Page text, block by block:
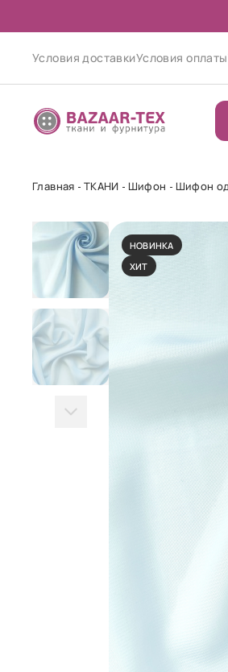
Условия доставкиУсловия оплаты
Главная ТКАНИ Шифон Шифон
НОВИНКА
ХИТ